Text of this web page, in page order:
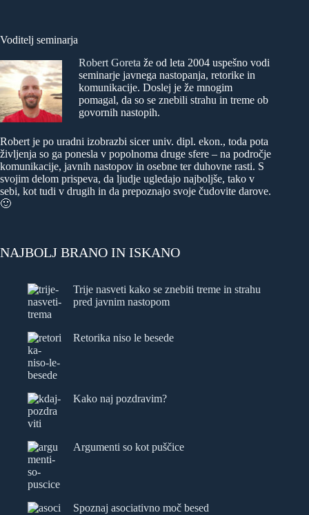
Voditelj seminarja
Robert Goreta že od leta 2004 uspešno vodi
seminarje javnega nastopanja, retorike in
komunikacije. Doslej je že mnogim
pomagal, da so se znebili strahu in treme ob
govornih nastopih.
Robert je po uradni izobrazbi sicer univ. dipl. ekon., toda pota
življenja so ga ponesla v popolnoma druge sfere – na področje
komunikacije, javnih nastopov in osebne ter duhovne rasti. S
svojim delom prispeva, da ljudje ugledajo najboljše, tako v
sebi, kot tudi v drugih in da prepoznajo svoje čudovite darove.
🙂
NAJBOLJ BRANO IN ISKANO
Trije nasveti kako se znebiti treme in strahu
pred javnim nastopom
Retorika niso le besede
Kako naj pozdravim?
Argumenti so kot puščice
Spoznaj asociativno moč besed